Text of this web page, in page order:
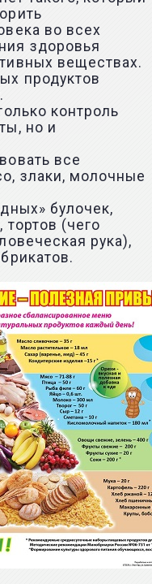
во всех
здоровья
веществах.
продуктов
контроль
но и
все
злаки, молочные
булочек,
(чего
рука),